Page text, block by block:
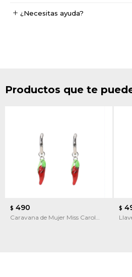
¿Necesitas ayuda?
Productos que te
$ 490
Caravana de Mujer Miss Carol
$